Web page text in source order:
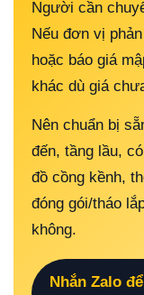
Người cần
Nếu đơn vị
hoặc báo giá
khác dù giá
Nên chuẩn bị
đến, tầng lầu,
đồ cồng kềnh,
đóng gói/tháo
không.
Nhắn Zalo